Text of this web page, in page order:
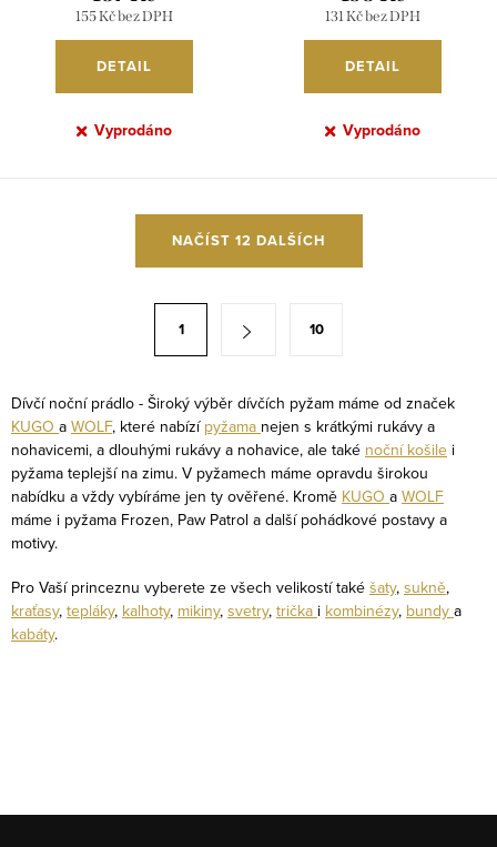
155 Kč bez DPH
DETAIL
Vyprodáno
131 Kč bez DPH
DETAIL
Vyprodáno
c
í
p
r
v
k
v
ý
NAČÍST 12 DALŠÍCH
á
n
k
o
v
á
n
í
1 10
Dívčí noční prádlo - Široký výběr dívčích pyžam máme od značek
KUGO a WOLF, které nabízí pyžama nejen s krátkými rukávy a
nohavicemi, a dlouhými rukávy a nohavice, ale také noční košile i
pyžama teplejší na zimu. V pyžamech máme opravdu širokou
nabídku a vždy vybíráme jen ty ověřené. Kromě KUGO a WOLF
máme i pyžama Frozen, Paw Patrol a další pohádkové postavy a
motivy.
Pro Vaší princeznu vyberete ze všech velikostí také šaty, sukně,
kraťasy, tepláky, kalhoty, mikiny, svetry, trička i kombinézy, bundy a
kabáty.